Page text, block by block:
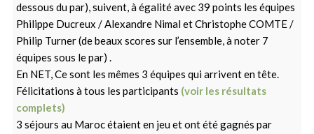
dessous du par), suivent, à égalité avec 39 points les équipes
Philippe Ducreux / Alexandre Nimal et Christophe COMTE /
Philip Turner (de beaux scores sur l’ensemble, à noter 7
équipes sous le par) .
En NET, Ce sont les mêmes 3 équipes qui arrivent en tête.
Félicitations à tous les participants (voir les résultats
complets)
3 séjours au Maroc étaient en jeu et ont été gagnés par